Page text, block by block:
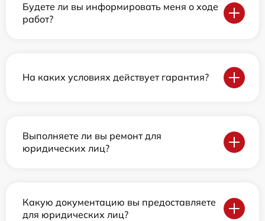
Будете ли вы информировать меня о ходе
работ?
На каких условиях действует гарантия?
Выполняете ли вы ремонт для
юридических лиц?
Какую документацию вы предоставляете
для юридических лиц?